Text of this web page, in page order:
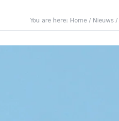
You are here: Home / Nieuws /